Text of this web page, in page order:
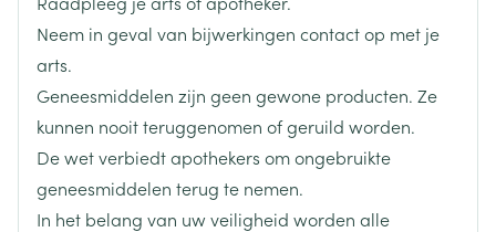
Actieve
Ingrediënten
thiamine hydrochloride
Behoud Kamertemperatuur (15°C - 25°C)
Neem in geval van bijwerkingen contact op met je
arts.
Geneesmiddelen zijn geen gewone producten. Ze
kunnen nooit teruggenomen of geruild worden.
De wet verbiedt apothekers om ongebruikte
geneesmiddelen terug te nemen.
In het belang van uw veiligheid worden alle